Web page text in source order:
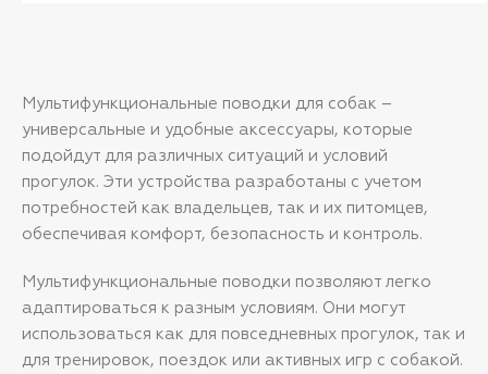
7. удобная функций завязывания
поводка в случае необходимости
фиксации питомца на месте. Все ли
функции работают с каждой собакой?
- В некоторых случаях, когда вы
особенно мала, поводок может быть
слишком коротким для функции плеча.
30°C. Не сушите в стиральной
машине.
Мультифункциональные поводки для собак –
универсальные и удобные аксессуары, которые
подойдут для различных ситуаций и условий
прогулок. Эти устройства разработаны с учетом
потребностей как владельцев, так и их питомцев,
обеспечивая комфорт, безопасность и контроль.
Мультифункциональные поводки позволяют легко
адаптироваться к разным условиям. Они могут
использоваться как для повседневных прогулок, так и
для тренировок, поездок или активных игр с собакой.